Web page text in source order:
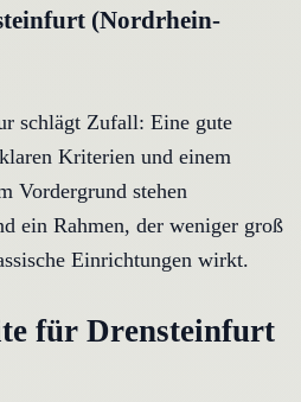
(Nordrhein-
schlägt Zufall: Eine gute
Kriterien und einem
Vordergrund stehen
ein Rahmen, der weniger groß
Einrichtungen wirkt.
für Drensteinfurt